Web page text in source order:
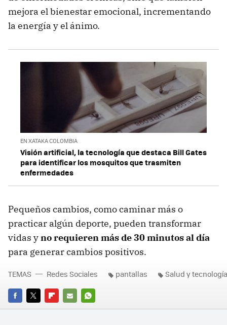
mejora el bienestar emocional, incrementando
la energía y el ánimo.
EN XATAKA COLOMBIA
Visión artificial, la tecnología que destaca Bill Gates
para identificar los mosquitos que trasmiten
enfermedades
Pequeños cambios, como caminar más o
practicar algún deporte, pueden transformar
vidas yno requieren más de 30 minutos al día
para generar cambios positivos.
FACEBOOK
TWITTERFLIPBOARD
E-
WHATSAPP
TEMAS Redes Sociales pantallas Salud y tecnología